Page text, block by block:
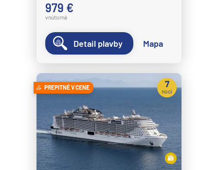
979 €
vnútorná
Detail plavby Mapa
PREPITNÉ V CENE 7
nocí